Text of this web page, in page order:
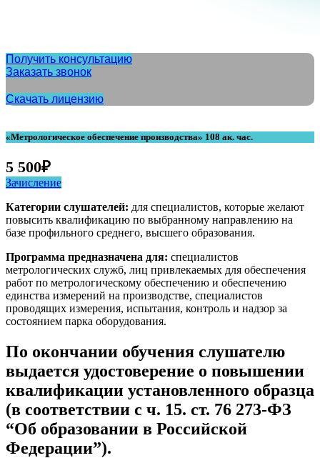
Получить консультацию
Заказать звонок
Скачать лицензию
«Метрологическое обеспечение производства» 108 ак. час.
5 500₽
Зачисление
Категории слушателей: для специалистов, которые желают
повысить квалификацию по выбранному направлению на
базе профильного среднего, высшего образования.
Программа предназначена для: специалистов
метрологических служб, лиц привлекаемых для обеспечения
работ по метрологическому обеспечению и обеспечению
единства измерений на производстве, специалистов
проводящих измерения, испытания, контроль и надзор за
состоянием парка оборудования.
По окончании обучения слушателю
выдается удостоверение о повышении
квалификации установленного образца
(в соответствии с ч. 15. ст. 76 273-ФЗ
“Об образовании в Российской
Федерации”).